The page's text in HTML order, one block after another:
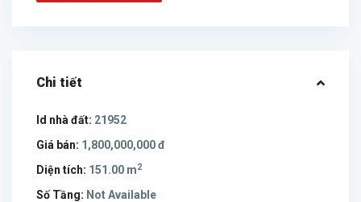
Chi tiết
Id nhà đất: 21952
Giá bán: 1,800,000,000 đ
Diện tích: 151.00 m2
Số Tầng: Not Available